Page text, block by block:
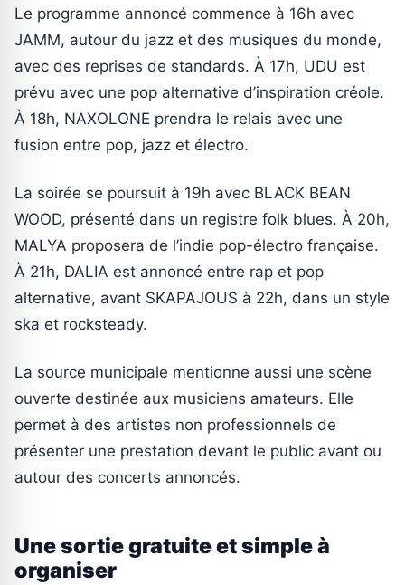
Le programme annoncé commence à 16h avec
JAMM, autour du jazz et des musiques du monde,
avec des reprises de standards. À 17h, UDU est
prévu avec une pop alternative d’inspiration créole.
À 18h, NAXOLONE prendra le relais avec une
fusion entre pop, jazz et électro.
La soirée se poursuit à 19h avec BLACK BEAN
WOOD, présenté dans un registre folk blues. À 20h,
MALYA proposera de l’indie pop-électro française.
À 21h, DALIA est annoncé entre rap et pop
alternative, avant SKAPAJOUS à 22h, dans un style
ska et rocksteady.
La source municipale mentionne aussi une scène
ouverte destinée aux musiciens amateurs. Elle
permet à des artistes non professionnels de
présenter une prestation devant le public avant ou
autour des concerts annoncés.
Une sortie gratuite et simple à
organiser